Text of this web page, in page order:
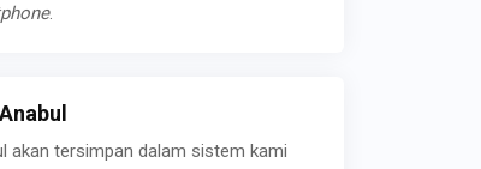
.
akan tersimpan dalam sistem kami